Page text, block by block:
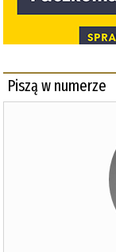
Piszą w numerze